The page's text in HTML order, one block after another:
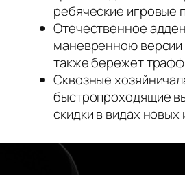
ребяческие игровые
Отечественное
маневренною версии
также бережет
Сквозные
быстропроходящие
скидки в видах новых